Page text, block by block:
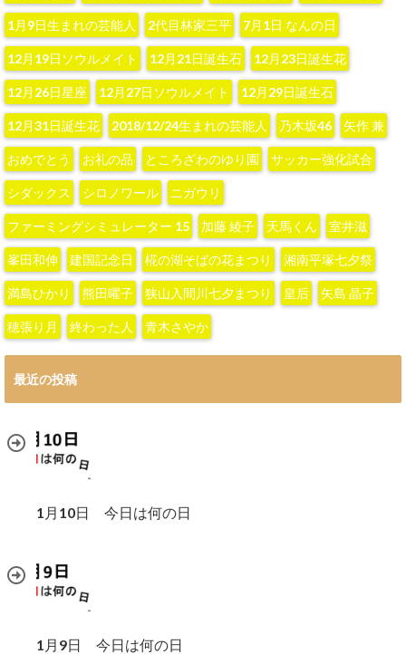
1月9日生まれの芸能人 2代目林家三平 7月1日 なんの日
12月19日ソウルメイト 12月21日誕生石 12月23日誕生花
12月26日星座 12月27日ソウルメイト 12月29日誕生石
12月31日誕生花 2018/12/24生まれの芸能人 ‪乃木坂46‬ ‪矢作 兼‬
おめでとう お礼の品 ところざわのゆり園 サッカー強化試合
シダックス シロノワール ニガウリ
ファーミングシミュレーター 15 加藤 綾子‬ 天馬くん 室井滋
峯田和伸 建国記念日 椛の湖そばの花まつり 湘南平塚七夕祭
満島ひかり 熊田曜子 狭山入間川七夕まつり 皇后 矢島 晶子
穂張り月 終わった人 青木さやか
最近の投稿
1月10日 今日は何の日
1月9日 今日は何の日